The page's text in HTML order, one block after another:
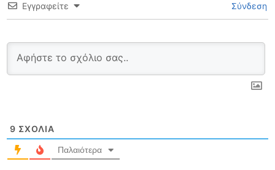
Εγγραφείτε Σύνδεση
9 ΣΧΌΛΙΑ
Παλαιότερα